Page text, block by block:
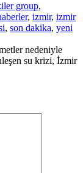
group,
, izmir, izmir
, son dakika, yeni
nedeniyle
su krizi, İzmir